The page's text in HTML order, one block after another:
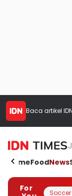
Baca artikel
HomeFoodNews
For